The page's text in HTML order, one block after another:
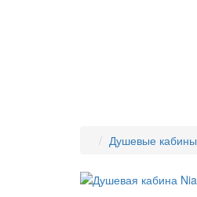
Душевые кабины